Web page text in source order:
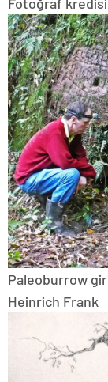
Paleoburrow
Heinrich Frank